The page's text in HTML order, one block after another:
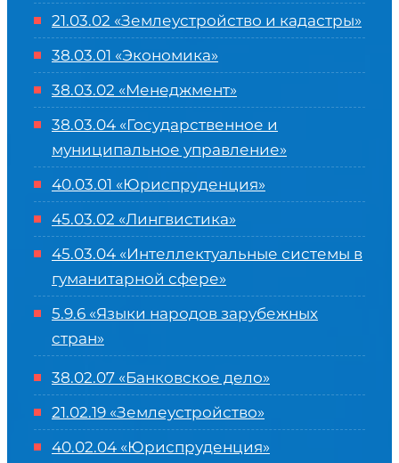
21.03.02 «Землеустройство и кадастры»
38.03.01 «Экономика»
38.03.02 «Менеджмент»
38.03.04 «Государственное и
муниципальное управление»
40.03.01 «Юриспруденция»
45.03.02 «Лингвистика»
45.03.04 «Интеллектуальные системы в
гуманитарной сфере»
5.9.6 «Языки народов зарубежных
стран»
38.02.07 «Банковское дело»
21.02.19 «Землеустройство»
40.02.04 «Юриспруденция»